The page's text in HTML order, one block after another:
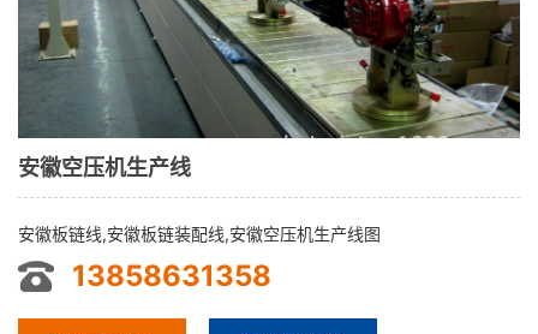
安徽空压机生产线
安徽板链线,安徽板链装配线,安徽空压机生产线图
13858631358